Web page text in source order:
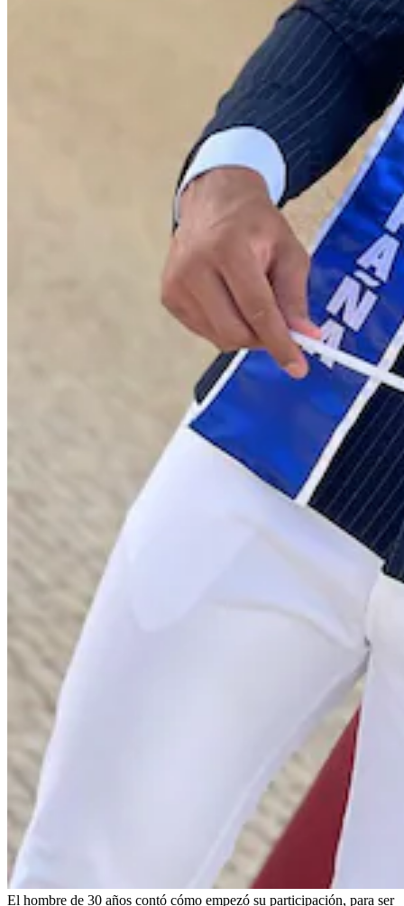
El hombre de 30 años contó cómo empezó su participación, para ser